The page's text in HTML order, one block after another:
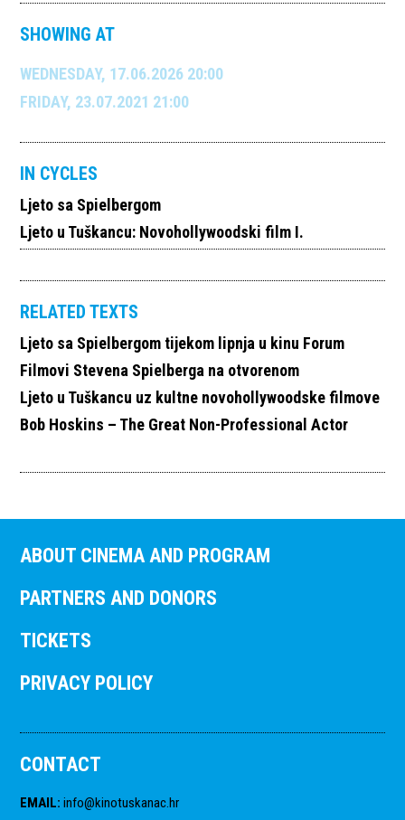
SHOWING AT
WEDNESDAY, 17.06.2026 20:00
FRIDAY, 23.07.2021 21:00
IN CYCLES
Ljeto sa Spielbergom
Ljeto u Tuškancu: Novohollywoodski film I.
RELATED TEXTS
Ljeto sa Spielbergom tijekom lipnja u kinu Forum
Filmovi Stevena Spielberga na otvorenom
Ljeto u Tuškancu uz kultne novohollywoodske filmove
Bob Hoskins – The Great Non-Professional Actor
ABOUT CINEMA AND PROGRAM
PARTNERS AND DONORS
TICKETS
PRIVACY POLICY
CONTACT
EMAIL: info@kinotuskanac.hr